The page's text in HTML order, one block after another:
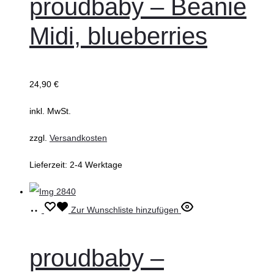
mehrere
Varianten
auf.
Optionen
der
werden
proudbaby – Beanie
Midi, blueberries
24,90 €
inkl. MwSt.
zzgl. Versandkosten
Lieferzeit: 2-4 Werktage
Ausführung
Dieses
mehrere
Zur Wunschliste hinzufügen
proudbaby –